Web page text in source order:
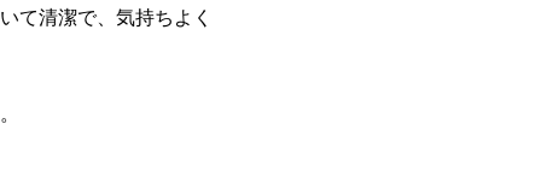
て清潔で、気持ちよく